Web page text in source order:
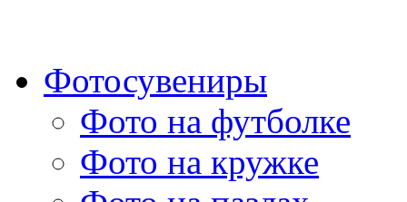
Фотосувениры
Фото на футболке
Фото на кружке